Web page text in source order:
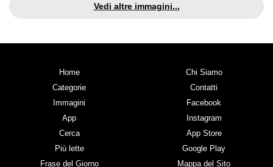
Vedi altre immagini...
Home
Categorie
Immagini
App
Cerca
Più lette
Frase del Giorno
Chi Siamo
Contatti
Facebook
Instagram
App Store
Google Play
Mappa del Sito